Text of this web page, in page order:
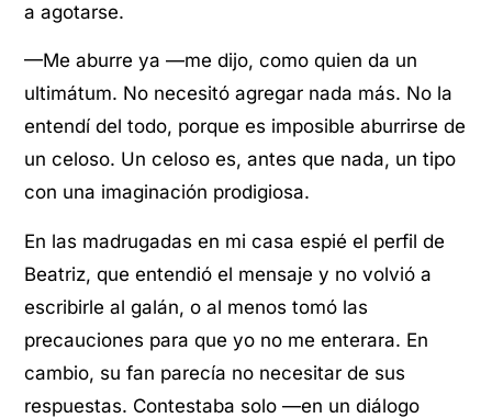
a agotarse.
—Me aburre ya —me dijo, como quien da un
ultimátum. No necesitó agregar nada más. No la
entendí del todo, porque es imposible aburrirse de
un celoso. Un celoso es, antes que nada, un tipo
con una imaginación prodigiosa.
En las madrugadas en mi casa espié el perfil de
Beatriz, que entendió el mensaje y no volvió a
escribirle al galán, o al menos tomó las
precauciones para que yo no me enterara. En
cambio, su fan parecía no necesitar de sus
respuestas. Contestaba solo —en un diálogo